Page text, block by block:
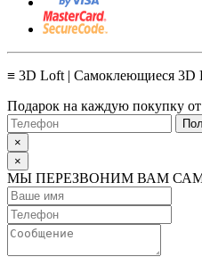
≡ 3D Loft | Самоклеющиеся 3D
Подарок на каждую покупку
×
×
МЫ ПЕРЕЗВОНИМ ВАМ